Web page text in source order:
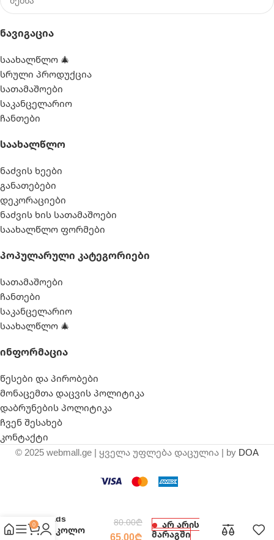
Ნავიგაცია
საახალწლო 🎄
სრული პროდუქცია
სათამაშოები
საკანცელარიო
ჩანთები
Საახალწლო
ნაძვის ხეები
განათებები
დეკორაციები
ნაძვის ხის სათამაშოები
საახალწლო ფორმები
Პოპულარული Კატეგორიები
სათამაშოები
ჩანთები
საკანცელარიო
საახალწლო 🎄
Ინფორმაცია
წესები და პირობები
მონაცემთა დაცვის პოლიტიკა
დაბრუნების პოლიტიკა
ჩვენ შესახებ
კონტაქტი
© 2025 webmall.ge | ყველა უფლება დაცულია | by DOA
Heads
სასკოლო
80.00₾
65.00₾
არ არის
მარაგში
0